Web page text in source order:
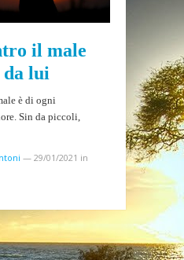
il male
da lui
è di ogni
Sin da piccoli,
— 29/01/2021 in